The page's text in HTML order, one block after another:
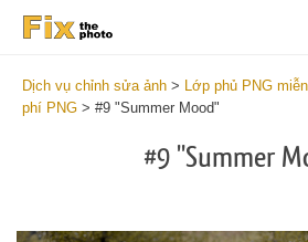
Dịch vụ chỉnh sửa ảnh > Lớp phủ PNG
phí PNG > #9 "Summer Mood"
#9 "Summer